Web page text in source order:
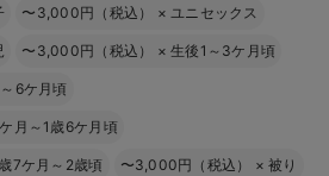
〜3,000円（税込） ×ユニセックス
〜3,000円（税込） ×生後1～3ケ月頃
6ケ月頃
月～1歳6ケ月頃
7ケ月～2歳頃 〜3,000円（税込） ×被り